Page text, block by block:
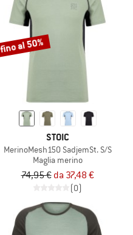
al 50%
STOIC
MerinoMesh150 SadjemSt. S/S
Maglia merino
74,95 € da 37,48 €
(0)